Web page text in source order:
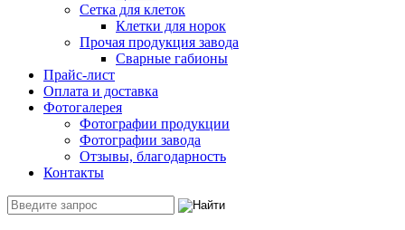
Сетка для клеток
Клетки для норок
Прочая продукция завода
Сварные габионы
Прайс-лист
Оплата и доставка
Фотогалерея
Фотографии продукции
Фотографии завода
Отзывы, благодарность
Контакты